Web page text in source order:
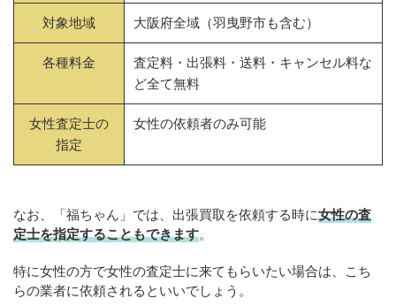
対象地域 大阪府全域（羽曳野市も含む）
各種料金
査定料・出張料・送料・キャンセル料な
ど全て無料
女性査定士の
指定
女性の依頼者のみ可能
なお、「福ちゃん」では、出張買取を依頼する時に女性の査
定士を指定することもできます。
特に女性の方で女性の査定士に来てもらいたい場合は、こち
らの業者に依頼されるといいでしょう。